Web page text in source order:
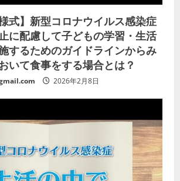
式】新型コロナウイルス感染症
に配慮して子どもの学習・生活
するためのガイドラインからみ
いて食事をする場合とは？
2026年2月8日